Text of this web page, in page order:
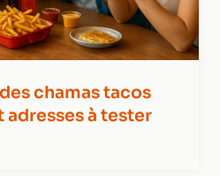
chamas tacos
à tester